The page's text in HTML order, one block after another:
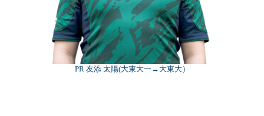
PR 友添 太陽(大東大一→大東大）